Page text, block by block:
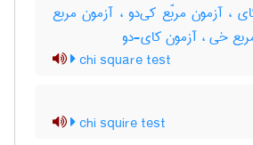
، آزمون مربّع کی‌دو ، آزمون مربع
خی ، آزمون کای-دو
chi square test
chi squire test